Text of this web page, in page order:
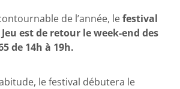
de l’année, lefestival
est de retour le week-end des
de 14h à 19h.
le festival débutera le